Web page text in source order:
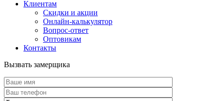
Клиентам
Скидки и акции
Онлайн-калькулятор
Вопрос-ответ
Оптовикам
Контакты
Вызвать замерщика